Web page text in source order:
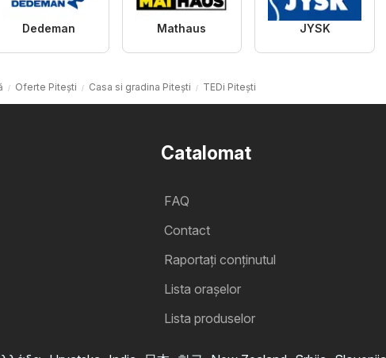
Dedeman Mathaus JYSK
Oferte Pitești Casa si gradina Pitești TEDi Pitești
Catalomat
FAQ
Contact
Raportați conținutul
Lista oraşelor
Lista produselor